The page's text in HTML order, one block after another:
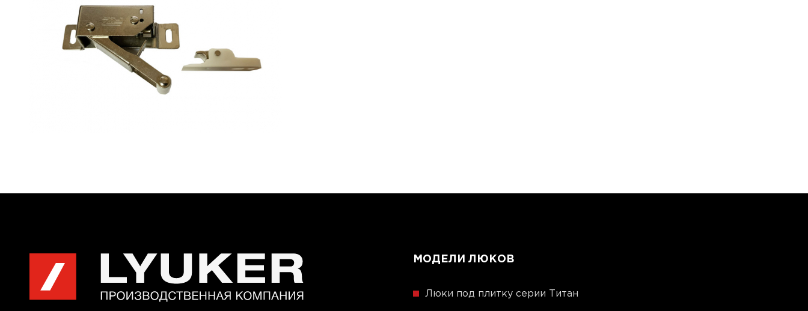
МОДЕЛИ ЛЮКОВ
Люки под плитку серии Титан